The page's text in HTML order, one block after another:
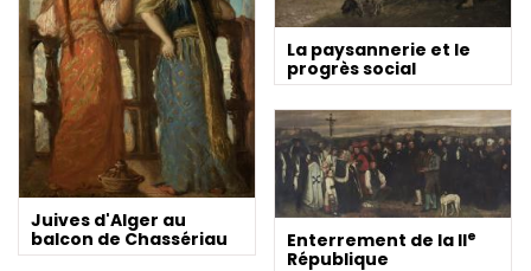
Juives d'Alger au
balcon de Chassériau
La paysannerie et le
progrès social
Enterrement de la IIe
République